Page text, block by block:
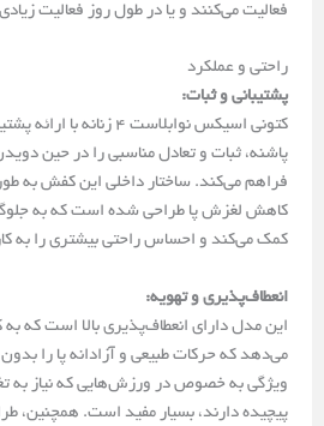
فعالیت می‌کنند و یا در طول روز فعالیت
راحتی و عملکرد
پشتیبانی و ثبات:
کتونی اسیکس نوابلاست ۴
پاشنه، ثبات و تعادل مناسبی را در حین
فراهم می‌کند. ساختار داخلی این کفش به
کاهش لغزش پا طراحی شده است که به
کمک می‌کند و احساس راحتی بیشتری را به
انعطاف‌پذیری و تهویه:
این مدل دارای انعطاف‌پذیری بالا است که به
می‌دهد که حرکات طبیعی و آزادانه پا را
ویژگی به خصوص در ورزش‌هایی که نیاز به
پیچیده دارند، بسیار مفید است. همچنین،